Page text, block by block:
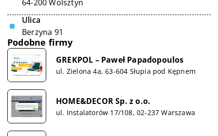
64-200 Wolsztyn
Ulica
Berzyna 91
Podobne firmy
GREKPOL – Paweł Papadopoulos
ul. Zielona 4a, 63-604 Słupia pod Kępnem
HOME&DECOR Sp. z o.o.
ul. Instalatorów 17/108, 02-237 Warszawa